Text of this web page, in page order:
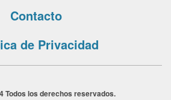
Contacto
de Privacidad
Todos los derechos reservados.